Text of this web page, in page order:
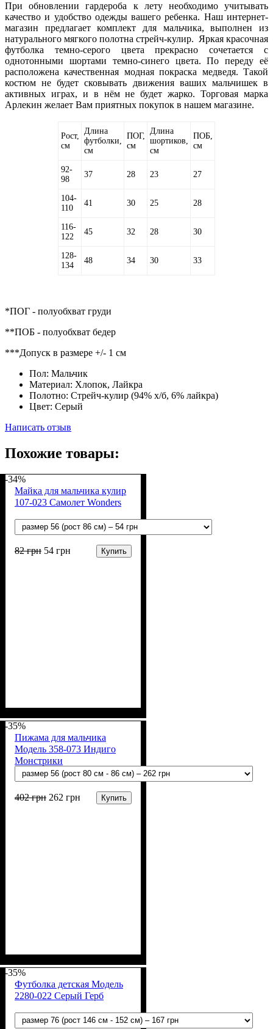
При обновлении гардероба к лету необходимо учитывать
качество и удобство одежды вашего ребенка. Наш интернет-
магазин предлагает комплект для мальчика, выполнен из
натурального мягкого полотна стрейч-кулир. Яркая красочная
футболка темно-серого цвета прекрасно сочетается с
однотонными шортами темно-синего цвета. По переду её
расположена качественная модная покраска медведя. Такой
костюм не будет сковывать движения ваших мальчишек в
активных играх, и в нём не будет жарко. Торговая марка
Арлекин желает Вам приятных покупок в нашем магазине.
Рост,
см
Длина
футболки,
см
ПОГ,
см
Длина
шортиков,
см
ПОБ,
см
92-
98
37 28 23 27
104-
110
41 30 25 28
116-
122
45 32 28 30
128-
134
48 34 30 33
*ПОГ - полуобхват груди
**ПОБ - полуобхват бедер
***Допуск в размере +/- 1 см
Пол: Мальчик
Материал: Хлопок, Лайкра
Полотно: Стрейч-кулир (94% х/б, 6% лайкра)
Цвет: Серый
Написать отзыв
Похожие товары:
-34%
Майка для мальчика кулир
107-023 Самолет Wonders
82грн 54 грн Купить
-35%
Пижама для мальчика
Модель 358-073 Индиго
Монстрики
402грн 262 грн Купить
х/б)
-35%
Футболка детская Модель
2280-022 Серый Герб